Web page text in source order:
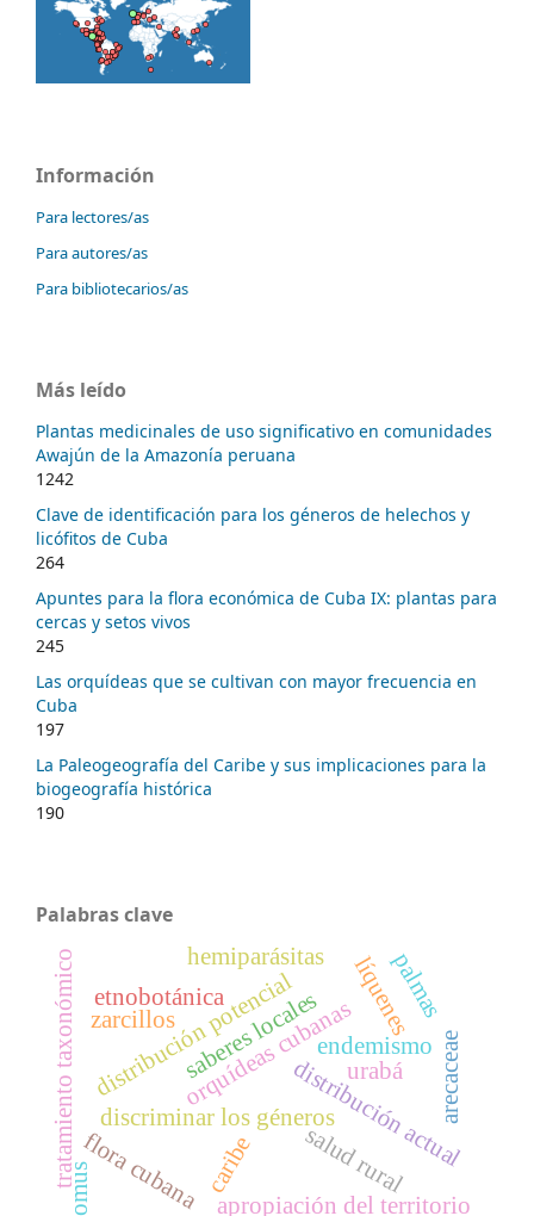
Información
Para lectores/as
Para autores/as
Para bibliotecarios/as
Más leído
Plantas medicinales de uso significativo en comunidades
Awajún de la Amazonía peruana
1242
Clave de identificación para los géneros de helechos y
licófitos de Cuba
264
Apuntes para la flora económica de Cuba IX: plantas para
cercas y setos vivos
245
Las orquídeas que se cultivan con mayor frecuencia en
Cuba
197
La Paleogeografía del Caribe y sus implicaciones para la
biogeografía histórica
190
Palabras clave
orquídeas cubanas
discriminar los génerosdistribución actual
distribución potencial
caribe
endemismo
líquenes
apropiación del territorio
saberes locales
hemiparásitas
flora cubana
tratamiento taxonómico etnobotánica
salud rural
urabá arecaceae
palmas
glomus
zarcillos